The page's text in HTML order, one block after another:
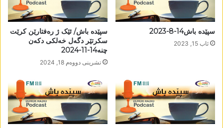
سپێدە باش14-8-2023
ئاب 15, 2023
سپێدە باش/ ئێک ژ رەفتارێن کرێت
سکرتێر دگەل خەلکی دکەن
چنە14-11-2024
تشرینی دووه‌م 18, 2024